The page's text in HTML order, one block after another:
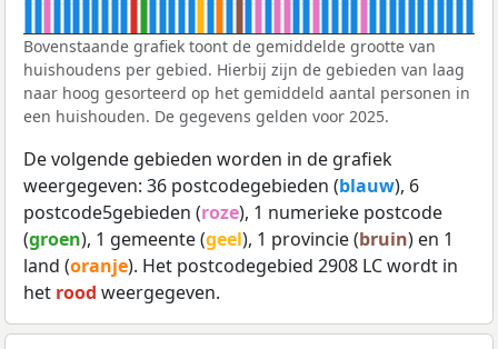
Bovenstaande grafiek toont de gemiddelde grootte van
huishoudens per gebied. Hierbij zijn de gebieden van laag
naar hoog gesorteerd op het gemiddeld aantal personen in
een huishouden. De gegevens gelden voor 2025.
De volgende gebieden worden in de grafiek
weergegeven: 36 postcodegebieden (blauw), 6
postcode5gebieden (roze), 1 numerieke postcode
(groen), 1 gemeente (geel), 1 provincie (bruin) en 1
land (oranje). Het postcodegebied 2908 LC wordt in
het rood weergegeven.